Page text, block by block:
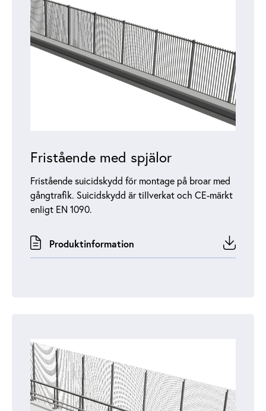
Fristående med spjälor
Fristående suicidskydd för montage på broar med
gångtrafik. Suicidskydd är tillverkat och CE-märkt
enligt EN 1090.
Produktinformation